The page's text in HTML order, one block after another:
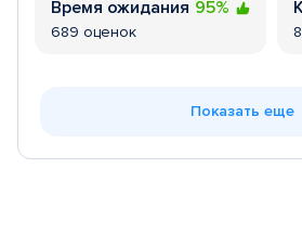
Время ожидания 95%
689 оценок
Показать еще